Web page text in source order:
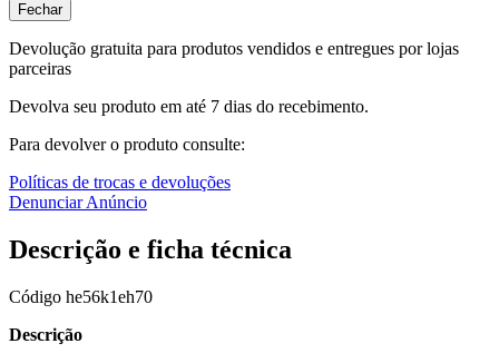
Fechar
Devolução gratuita para produtos vendidos e entregues por lojas
parceiras
Devolva seu produto em até 7 dias do recebimento.
Para devolver o produto consulte:
Políticas de trocas e devoluções
Denunciar Anúncio
Descrição e ficha técnica
Código he56k1eh70
Descrição